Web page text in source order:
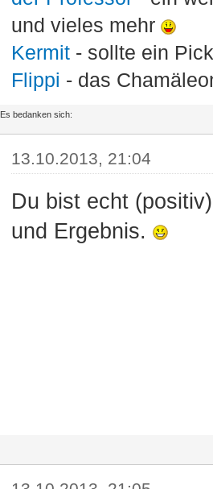
und vieles mehr
Kermit- sollte ein
Flippi - das
Es bedanken sich:
13.10.2013, 21:04
Du bist echt
und Ergebnis.